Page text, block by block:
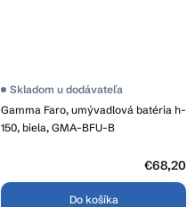
Gamma Faro, umývadlová batéria h-
150, biela, GMA-BFU-B
Skladom u dodávateľa
€68,20
Do košíka